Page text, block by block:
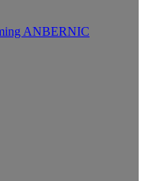
ANBERNIC